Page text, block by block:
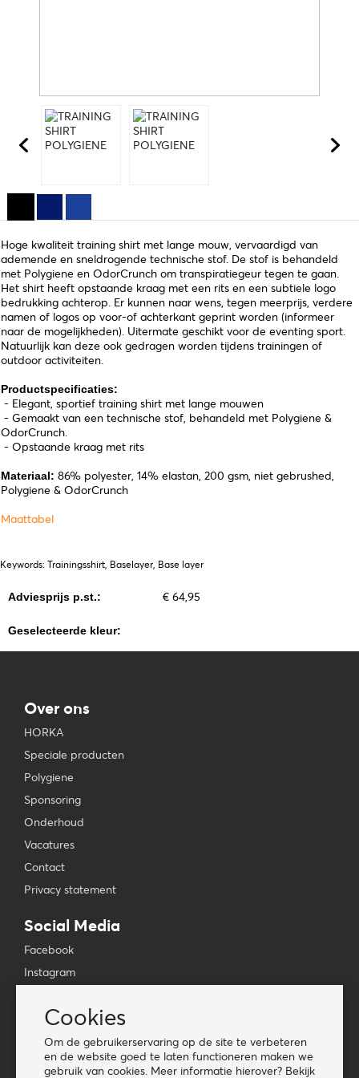
Cookies
Om de gebruikerservaring op de site te verbeteren
en de website goed te laten functioneren maken we
gebruik van cookies. Meer informatie hierover? Bekijk
Hoge kwaliteit training shirt met lange mouw, vervaardigd van
ademende en sneldrogende technische stof. De stof is behandeld
met Polygiene en OdorCrunch om transpiratiegeur tegen te gaan.
Het shirt heeft opstaande kraag met een rits en een subtiele logo
bedrukking achterop. Er kunnen naar wens, tegen meerprijs, verdere
namen of logos op voor-of achterkant geprint worden (informeer
naar de mogelijkheden). Uitermate geschikt voor de eventing sport.
Natuurlijk kan deze ook gedragen worden tijdens trainingen of
outdoor activiteiten.
Productspecificaties:
- Elegant, sportief training shirt met lange mouwen
- Gemaakt van een technische stof, behandeld met Polygiene &
OdorCrunch.
- Opstaande kraag met rits
Materiaal: 86% polyester, 14% elastan, 200 gsm, niet gebrushed,
Polygiene & OdorCrunch
Maattabel
Keywords: Trainingsshirt, Baselayer, Base layer
Adviesprijs p.st.: € 64,95
Geselecteerde kleur:
Over ons
HORKA
Speciale producten
Polygiene
Sponsoring
Onderhoud
Vacatures
Contact
Privacy statement
Social Media
Facebook
Instagram
TikTok
Tools